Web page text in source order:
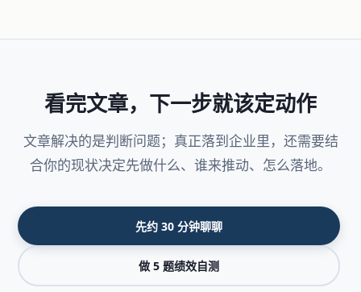
看完文章，下一步就该定动作
文章解决的是判断问题；真正落到企业里，还需要结
合你的现状决定先做什么、谁来推动、怎么落地。
先约 30 分钟聊聊
做 5 题绩效自测